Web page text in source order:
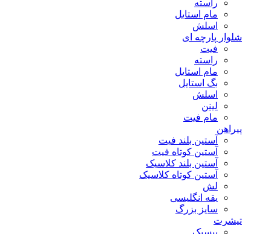
راسته
مام استایل
اسلش
شلوار پارچه ای
فیت
راسته
مام استایل
بگ استایل
اسلش
لینن
مام فیت
پیراهن
آستین بلند فیت
آستین کوتاه فیت
آستین بلند کلاسیک
آستین کوتاه کلاسیک
لش
یقه انگلیسی
سایز بزرگ
تیشرت